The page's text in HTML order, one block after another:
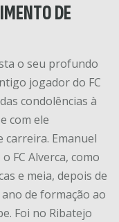
DE
o seu profundo
jogador do FC
condolências à
com ele
carreira. Emanuel
FC Alverca, como
e meia, depois de
de formação ao
Foi no Ribatejo